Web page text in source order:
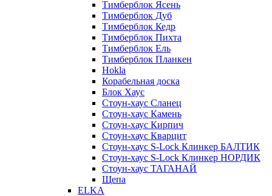
Тимберблок Ясень
Тимберблок Дуб
Тимберблок Кедр
Тимберблок Пихта
Тимберблок Ель
Тимберблок Планкен
Hokla
Корабельная доска
Блок Хаус
Стоун-хаус Сланец
Стоун-хаус Камень
Стоун-хаус Кирпич
Стоун-хаус Кварцит
Стоун-хаус S-Lock Клинкер БАЛТИК
Стоун-хаус S-Lock Клинкер НОРДИК
Стоун-хаус ТАГАНАЙ
Щепа
ELKA